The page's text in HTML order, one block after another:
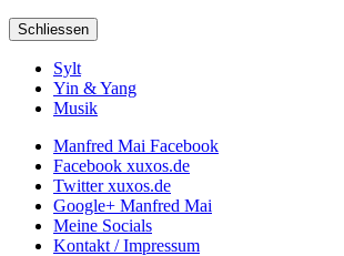
Schliessen
Sylt
Yin & Yang
Musik
Manfred Mai Facebook
Facebook xuxos.de
Twitter xuxos.de
Google+ Manfred Mai
Meine Socials
Kontakt / Impressum